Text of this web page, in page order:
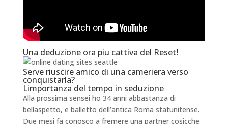
Una deduzione ora piu cattiva del Reset!
Serve riuscire amico di una cameriera verso
conquistarla?
Limportanza del tempo in seduzione
Alla prossima sensei ho 34 anni abbastanza di
bellaspetto, e balletto dell’antica Roma statunitense.
Due mesi fa conosco a fremere una partner cosicche